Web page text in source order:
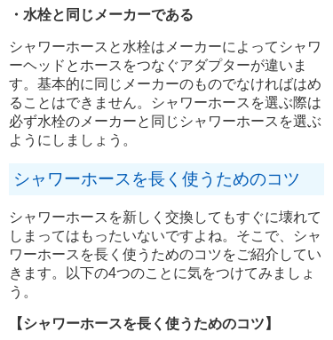
・水栓と同じメーカーである
シャワーホースと水栓はメーカーによってシャワ
ーヘッドとホースをつなぐアダプターが違いま
す。基本的に同じメーカーのものでなければはめ
ることはできません。シャワーホースを選ぶ際は
必ず水栓のメーカーと同じシャワーホースを選ぶ
ようにしましょう。
シャワーホースを長く使うためのコツ
シャワーホースを新しく交換してもすぐに壊れて
しまってはもったいないですよね。そこで、シャ
ワーホースを長く使うためのコツをご紹介してい
きます。以下の4つのことに気をつけてみましょ
う。
【シャワーホースを長く使うためのコツ】